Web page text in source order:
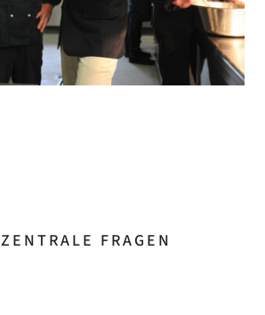
ZENTRALE FRAGEN